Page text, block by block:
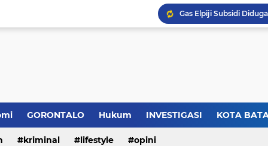
GORONTALO Hukum INVESTIGASI KOTA
kriminal lifestyle opini